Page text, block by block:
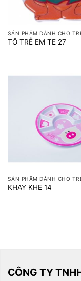
SẢN PHẨM DÀNH CHO
TÔ TRẺ EM TE 27
SẢN PHẨM DÀNH CHO
KHAY KHE 14
CÔNG TY